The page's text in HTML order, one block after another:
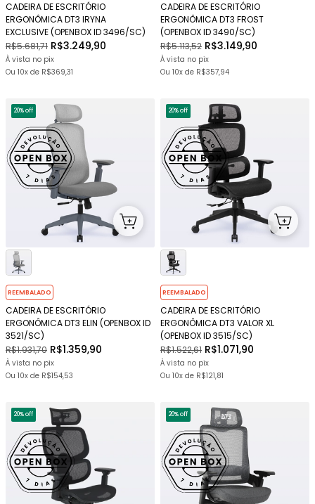
CADEIRA DE ESCRITÓRIO
ERGONÔMICA DT3 IRYNA
EXCLUSIVE (OPENBOX ID 3496/SC)
R$5.681,71 R$3.249,90
À vista no pix
Ou 10x de R$369,31
CADEIRA DE ESCRITÓRIO
ERGONÔMICA DT3 FROST
(OPENBOX ID 3490/SC)
R$5.113,52 R$3.149,90
À vista no pix
Ou 10x de R$357,94
REEMBALADO
CADEIRA DE ESCRITÓRIO
ERGONÔMICA DT3 ELIN (OPENBOX ID
3521/SC)
R$1.931,70 R$1.359,90
20% off
À vista no pix
Ou 10x de R$154,53
REEMBALADO
CADEIRA DE ESCRITÓRIO
ERGONÔMICA DT3 VALOR XL
(OPENBOX ID 3515/SC)
R$1.522,61 R$1.071,90
20% off
À vista no pix
Ou 10x de R$121,81
20% off 20% off